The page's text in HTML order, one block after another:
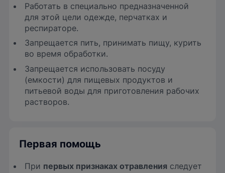
Работать в специально предназначенной
для этой цели одежде, перчатках и
респираторе.
Запрещается пить, принимать пищу, курить
во время обработки.
Запрещается использовать посуду
(емкости) для пищевых продуктов и
питьевой воды для приготовления рабочих
растворов.
Первая помощь
При первых признаках отравления следует